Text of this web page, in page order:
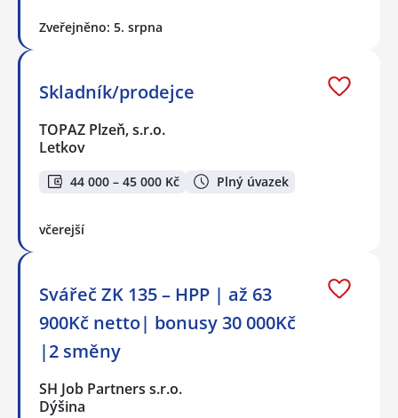
Zveřejněno: 5. srpna
Skladník/prodejce
TOPAZ Plzeň, s.r.o.
Letkov
44 000 – 45 000 Kč Plný úvazek
včerejší
Svářeč ZK 135 – HPP | až 63
900Kč netto| bonusy 30 000Kč
|2 směny
SH Job Partners s.r.o.
Dýšina